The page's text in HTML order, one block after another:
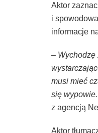
Aktor
i
informacje
– Wychodzę
musi mieć
się
z agencją
Aktor